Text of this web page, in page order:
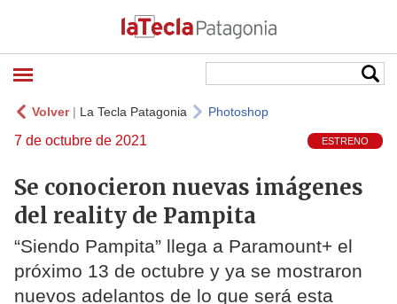
Volver| La Tecla Patagonia Photoshop
7 de octubre de 2021 ESTRENO
Se conocieron nuevas imágenes
del reality de Pampita
“Siendo Pampita” llega a Paramount+ el
próximo 13 de octubre y ya se mostraron
nuevos adelantos de lo que será esta